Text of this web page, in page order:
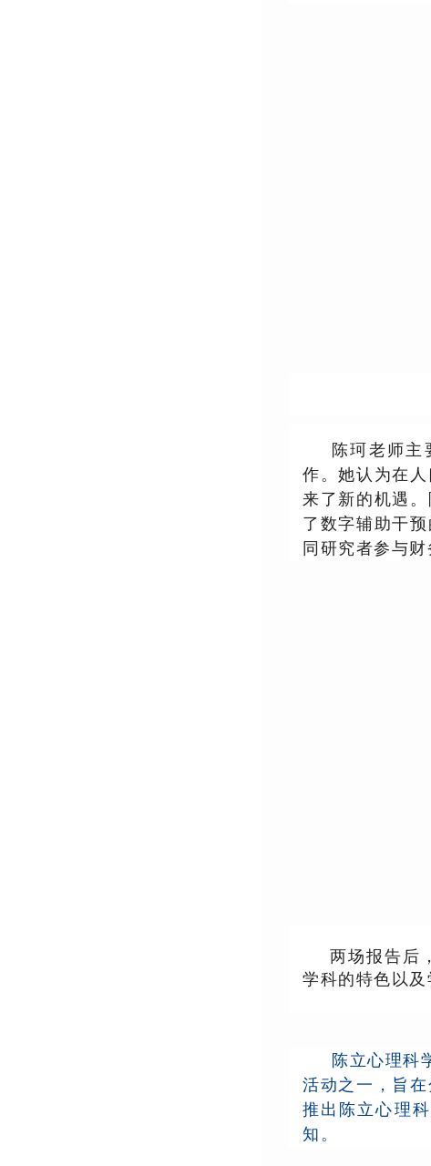
陈珂老师
作。她认为在
来了新的机遇
了数字辅助干
同研究者参与
两场报告后
学科的特色以及
陈立心理科
活动之一，旨
推出陈立心理
知。